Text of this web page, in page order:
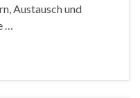
Austausch und
…